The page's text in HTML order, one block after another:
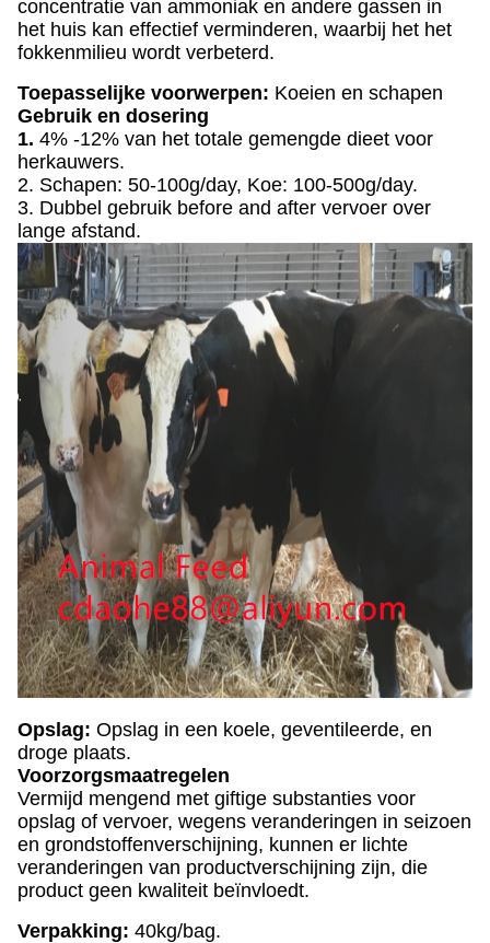
concentratie van ammoniak en andere gassen in
het huis kan effectief verminderen, waarbij het het
fokkenmilieu wordt verbeterd.
Toepasselijke voorwerpen: Koeien en schapen
Gebruik en dosering
1. 4% -12% van het totale gemengde dieet voor
herkauwers.
2. Schapen: 50-100g/day, Koe: 100-500g/day.
3. Dubbel gebruik before and after vervoer over
lange afstand.
Opslag: Opslag in een koele, geventileerde, en
droge plaats.
Voorzorgsmaatregelen
Vermijd mengend met giftige substanties voor
opslag of vervoer, wegens veranderingen in seizoen
en grondstoffenverschijning, kunnen er lichte
veranderingen van productverschijning zijn, die
product geen kwaliteit beïnvloedt.
Verpakking: 40kg/bag.